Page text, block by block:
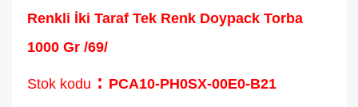
Renkli İki Taraf Tek Renk Doypack Torba
1000 Gr /69/
Stok kodu : PCA10-PH0SX-00E0-B21